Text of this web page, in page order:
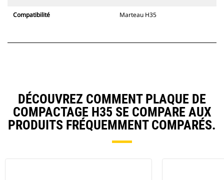
Compatibilité Marteau H35
DÉCOUVREZ COMMENT PLAQUE DE
COMPACTAGE H35 SE COMPARE AUX
PRODUITS FRÉQUEMMENT COMPARÉS.